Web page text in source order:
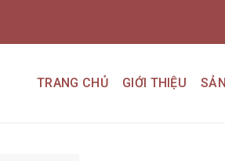
TRANG CHỦ GIỚI THIỆU